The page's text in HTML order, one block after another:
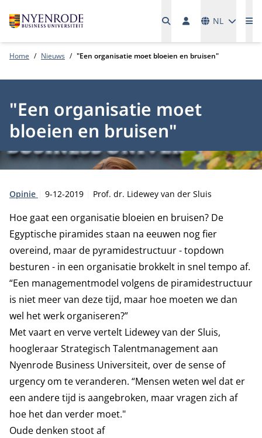
NL
Home Nieuws "Een organisatie moet bloeien en bruisen"
"Een organisatie moet
bloeien en bruisen"
Type:
Opinie Publicatiedatum:
9-12-2019 Auteur:
Prof. dr. Lidewey van der Sluis
Hoe gaat een organisatie bloeien en bruisen? De
Egyptische piramides staan na eeuwen nog fier
overeind, maar de pyramidestructuur - topdown
besturen - in een organisatie brokkelt in snel tempo af.
“Een managementmodel volgens de piramidestructuur
is niet meer van deze tijd, maar hoe moeten we dan
wel het werk organiseren?”
Met vaart en verve vertelt Lidewey van der Sluis,
hoogleraar Strategisch Talentmanagement aan
Nyenrode Business Universiteit, over de sense of
urgency om te veranderen. “Mensen weten wel dat er
een andere tijd is aangebroken, maar vragen zich af
hoe het dan verder moet."
Oude denken stoot af